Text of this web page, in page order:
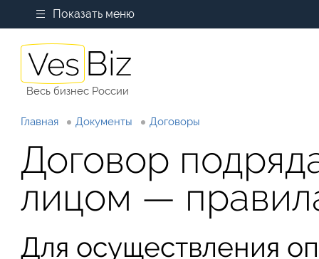
Показать меню
Весь бизнес России
Главная Документы Договоры
Договор
лицом —
Для осуществления